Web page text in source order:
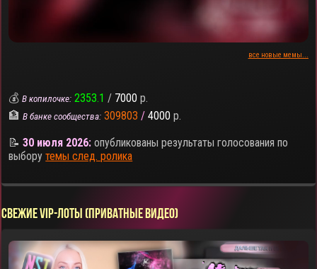
все новые мемы...
💰В копилочке: 2353.1 / 7000 р.
🏦В банке сообщества: 309803 / 4000 р.
📝30 июля 2026: опубликованы результаты голосования по
выборутемы след. ролика
СВЕЖИЕ VIP-ЛОТЫ (ПРИВАТНЫЕ ВИДЕО)